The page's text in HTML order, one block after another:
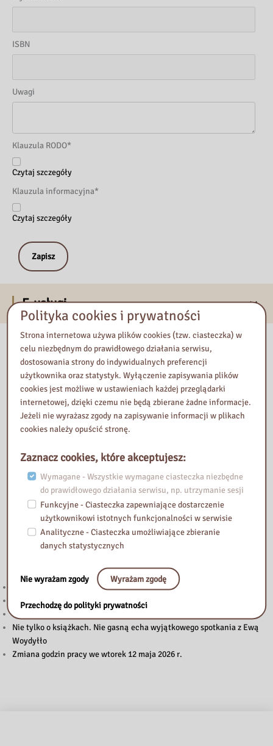
ISBN
Uwagi
Klauzula RODO*
Czytaj szczegóły
Klauzula informacyjna*
Czytaj szczegóły
E-usługi
Nasza biblioteka
Budżet obywatelski. Zagłosuj
Zmiana godzin otwarcia Biblioteki (lipiec-sierpień)
Zmiana godzin pracy 27.VI.2026 r.
Nie tylko o książkach. Nie gasną echa wyjątkowego spotkania z Ewą
Woydyłło
Zmiana godzin pracy we wtorek 12 maja 2026 r.
Polityka cookies i prywatności
Strona internetowa używa plików cookies (tzw. ciasteczka) w
celu niezbędnym do prawidłowego działania serwisu,
dostosowania strony do indywidualnych preferencji
użytkownika oraz statystyk. Wyłączenie zapisywania plików
cookies jest możliwe w ustawieniach każdej przeglądarki
internetowej, dzięki czemu nie będą zbierane żadne informacje.
Jeżeli nie wyrażasz zgody na zapisywanie informacji w plikach
cookies należy opuścić stronę.
Zaznacz cookies, które akceptujesz:
Wymagane - Wszystkie wymagane ciasteczka niezbędne
do prawidłowego działania serwisu, np. utrzymanie sesji
Funkcyjne - Ciasteczka zapewniające dostarczenie
użytkownikowi istotnych funkcjonalności w serwisie
Analityczne - Ciasteczka umożliwiające zbieranie
danych statystycznych
Nie wyrażam zgody Wyrażam zgodę
Przechodzę do polityki prywatności